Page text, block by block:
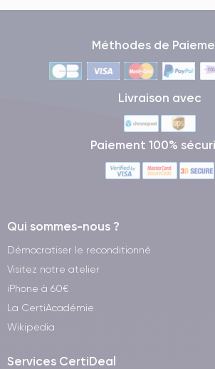
Méthodes de
Livraison avec
Paiement 100%
Qui sommes-nous ?
Démocratiser le reconditionné
Visitez notre atelier
iPhone à 60€
La CertiAcadémie
Wikipedia
Services CertiDeal